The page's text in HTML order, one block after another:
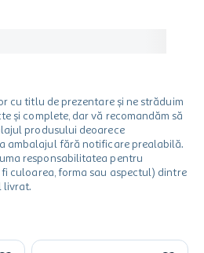
cu titlu de prezentare și ne străduim
și complete, dar vă recomandăm să
produsului deoarece
ambalajul fără notificare prealabilă.
responsabilitatea pentru
culoarea, forma sau aspectul) dintre
livrat.